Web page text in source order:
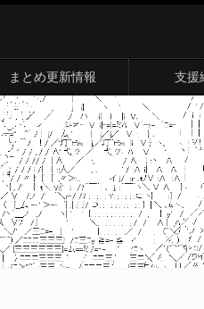
まとめ更新情報 支援